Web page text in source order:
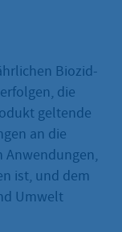
Biozid-
die
geltende
an die
Anwendungen,
ist, und dem
Umwelt